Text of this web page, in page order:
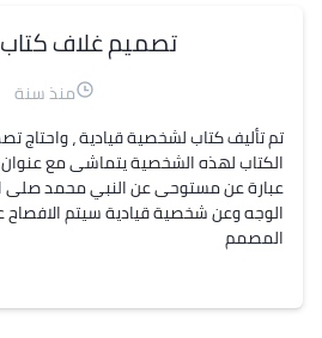
تصميم غلاف كتاب
منذ سنة
المصمم